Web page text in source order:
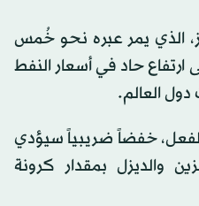
الذي يمر عبره نحو خُمس
ارتفاع حاد في أسعار النفط
دول العالم.
خفضاً ضريبياً سيؤدي
والديزل بمقدار كرونة